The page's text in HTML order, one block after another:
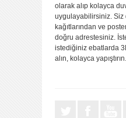
olarak alıp kolayca
uygulayabilirsiniz. Siz
kağıtlarından ve
doğru adrestesiniz.
istediğiniz ebatlarda
alın, kolayca yapıştırın.